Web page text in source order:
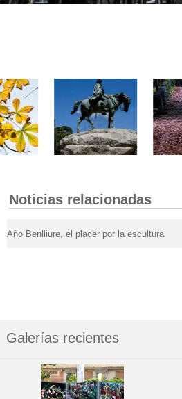
Noticias relacionadas
Año Benlliure, el placer por la escultura
Galerías recientes